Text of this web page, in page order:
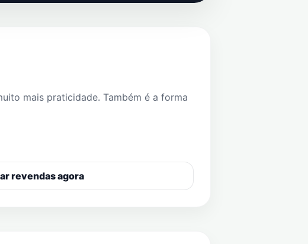
mais praticidade. Também é a forma
revendas agora